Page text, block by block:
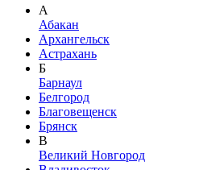
А
Абакан
Архангельск
Астрахань
Б
Барнаул
Белгород
Благовещенск
Брянск
В
Великий Новгород